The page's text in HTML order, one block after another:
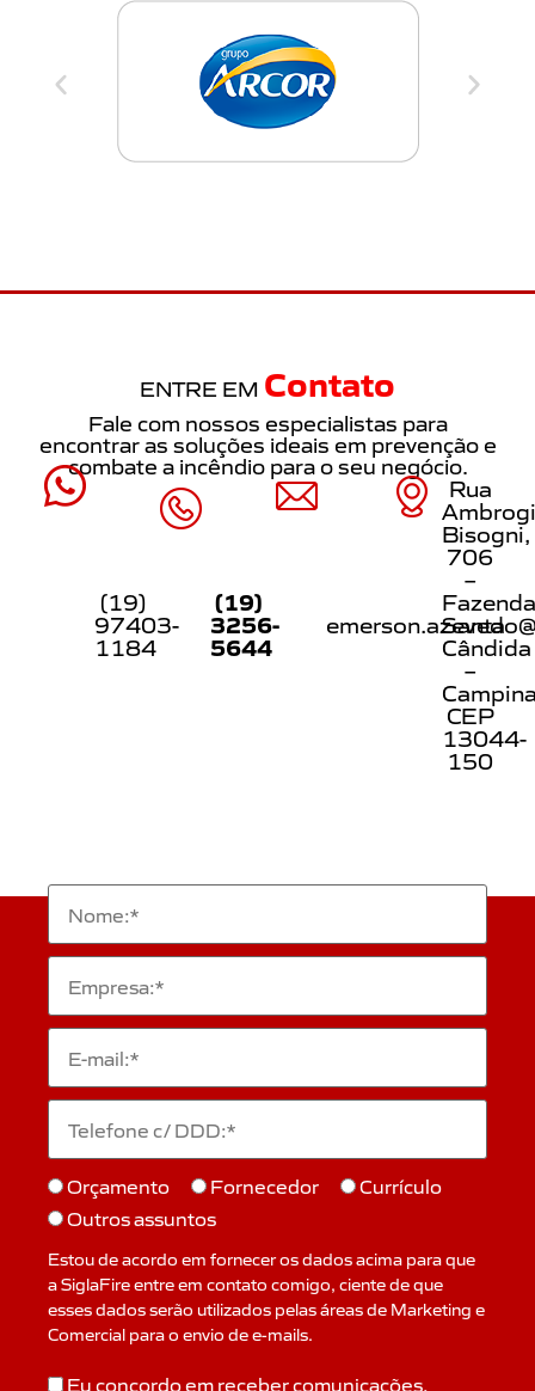
ENTRE EM Contato
Fale com nossos especialistas para
encontrar as soluções ideais em prevenção e
combate a incêndio para o seu negócio.
(19)
97403-
1184
(19)
3256-
5644
Rua
Bisogni,
706
–
Fazenda
Santa
Cândida
–
CEP
13044-
150
Orçamento Fornecedor
Currículo
Outros assuntos
Estou de acordo em fornecer os dados acima para que
a SiglaFire entre em contato comigo, ciente de que
esses dados serão utilizados pelas áreas de Marketing e
Comercial para o envio de e-mails.
Eu concordo em receber comunicações.